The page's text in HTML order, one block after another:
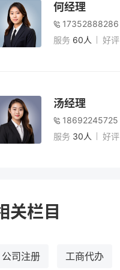
何经理
17352888286
服务 60人 好评
汤经理
18692245725
服务 30人 好评
关栏目
公司注册 工商代办